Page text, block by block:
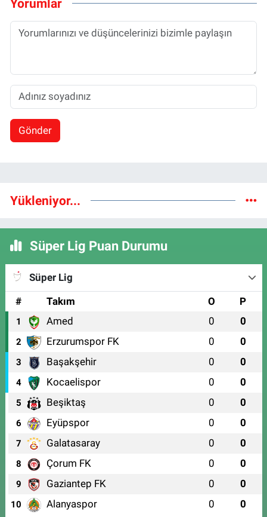
Yorumlar
Gönder
Yükleniyor...
Süper Lig Puan Durumu
Süper Lig
#
Takım O P
1 Amed 0 0
2 Erzurumspor FK 0 0
3 Başakşehir 0 0
4 Kocaelispor 0 0
5 Beşiktaş 0 0
6 Eyüpspor 0 0
7 Galatasaray 0 0
8 Çorum FK 0 0
9 Gaziantep FK 0 0
10 Alanyaspor 0 0